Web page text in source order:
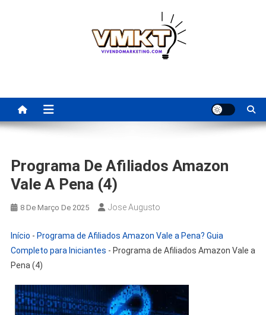
Para Revenda | Vivendo
Marketing
Programa De Afiliados Amazon
Vale A Pena (4)
8 De Março De 2025 Jose Augusto
Início - Programa de Afiliados Amazon Vale a Pena? Guia
Completo para Iniciantes - Programa de Afiliados Amazon Vale a
Pena (4)